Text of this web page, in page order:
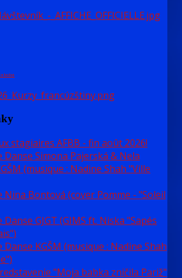
stagiaires AFBB - fin août 2026!
Danse Simona Pajerská & Nela
(musique : Nadine Shah "Ville
Nina Bontová (cover Pomme - "Soleil
Danse GJGT (GIMS ft. Niska "Sapés
Danse KGŠM (musique : Nadine Shah
"Moja babka zničila Pariž"